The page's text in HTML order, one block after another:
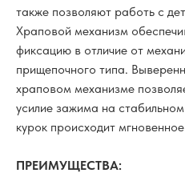
также позволяют работь с
Храповой механизм
фиксацию в отличие от
прищепочного типа.
храповом механизме
усилие зажима на
курок происходит
ПРЕИМУЩЕСТВА: